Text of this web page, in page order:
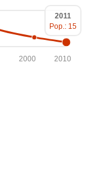
2010
2000
2011
Pop.: 15